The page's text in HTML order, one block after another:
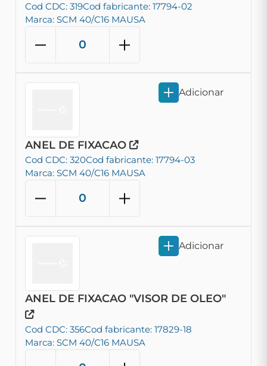
Cod CDC: 319Cod fabricante: 17794-02
Marca: SCM 40/C16 MAUSA
ANEL DE FIXACAO
Cod CDC: 320Cod fabricante: 17794-03
Marca: SCM 40/C16 MAUSA
Adicionar
ANEL DE FIXACAO "VISOR DE OLEO"
Cod CDC: 356Cod fabricante: 17829-18
Marca: SCM 40/C16 MAUSA
Adicionar